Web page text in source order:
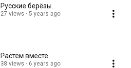
Русские берёзы.
27 views 5 years ago
Растем вместе
38 views 6 years ago